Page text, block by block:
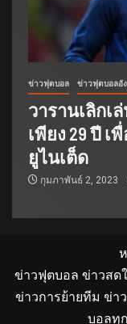
ข่าวฟุตบอล ข่าวฟุตบอลอั
วารานเลิกเ
เพียง 29 ปี
ยูไนเต็ด
กุมภาพันธ์ 2, 2023
ข่าวฟุตบอล ข่าวสด
ข่าวการย้ายทีม ข่า
บอลทุ